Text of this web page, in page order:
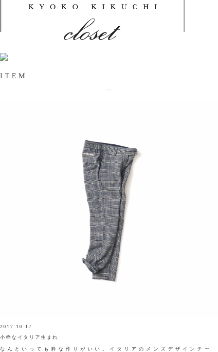
ITEM
2017-10-17
小粋なイタリア生まれ
なんといっても粋な作りがいい。イタリアのメンズデザインチー